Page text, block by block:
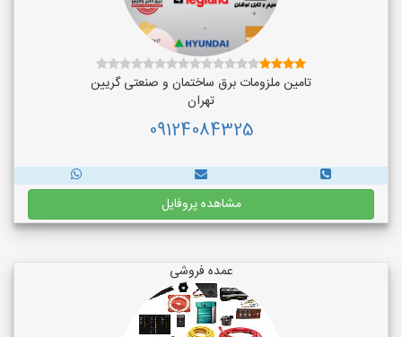
تامین ملزومات برق ساختمان و صنعتی گریین
تهران
09124084325
مشاهده پروفایل
عمده فروشی